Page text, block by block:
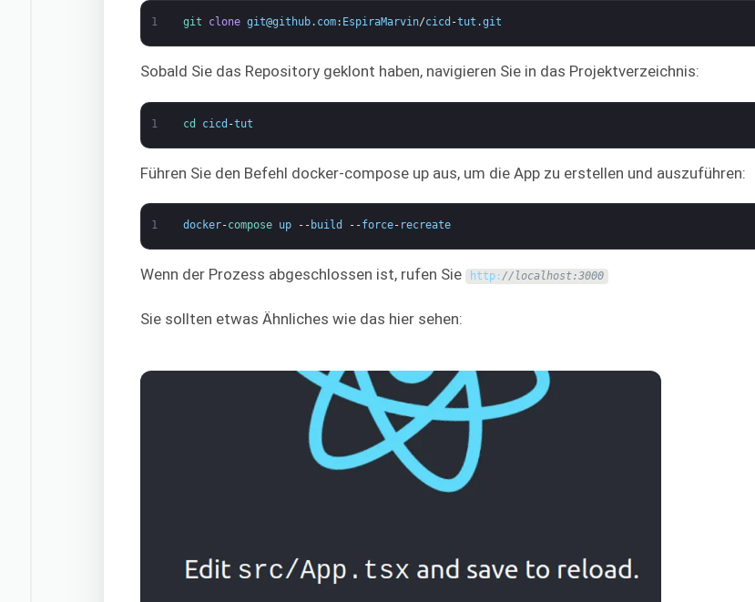
1 git clone git@github. com: EspiraMarvin/cicd -tut .git
Sobald Sie das Repository geklont haben, navigieren Sie in das Projektverzeichnis:
1 cd cicd -tut
Führen Sie den Befehl docker-compose up aus, um die App zu erstellen und auszuführen:
1 docker-compose up -- build --force- recreate
Wenn der Prozess abgeschlossen ist, rufen Sie http : //localhost:3000
Sie sollten etwas Ähnliches wie das hier sehen: